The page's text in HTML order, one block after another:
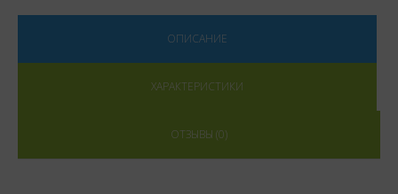
ОПИСАНИЕ
ХАРАКТЕРИСТИКИ
ОТЗЫВЫ (0)